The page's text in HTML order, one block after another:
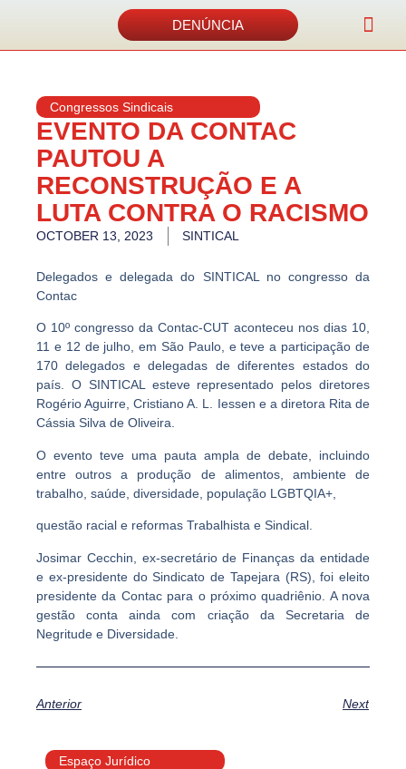
DENÚNCIA
Congressos Sindicais
EVENTO DA CONTAC
PAUTOU A
RECONSTRUÇÃO E A
LUTA CONTRA O RACISMO
OCTOBER 13, 2023 SINTICAL
Delegados e delegada do SINTICAL no congresso da
Contac
O 10º congresso da Contac-CUT aconteceu nos dias 10,
11 e 12 de julho, em São Paulo, e teve a participação de
170 delegados e delegadas de diferentes estados do
país. O SINTICAL esteve representado pelos diretores
Rogério Aguirre, Cristiano A. L. Iessen e a diretora Rita de
Cássia Silva de Oliveira.
O evento teve uma pauta ampla de debate, incluindo
entre outros a produção de alimentos, ambiente de
trabalho, saúde, diversidade, população LGBTQIA+,
questão racial e reformas Trabalhista e Sindical.
Josimar Cecchin, ex-secretário de Finanças da entidade
e ex-presidente do Sindicato de Tapejara (RS), foi eleito
presidente da Contac para o próximo quadriênio. A nova
gestão conta ainda com criação da Secretaria de
Negritude e Diversidade.
Anterior Next
Espaço Jurídico